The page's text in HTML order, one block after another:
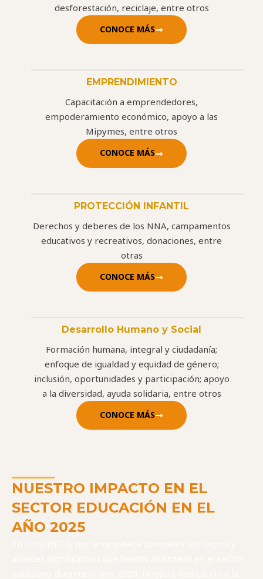
desforestación, reciclaje, entre otros
CONOCE MÁS
EMPRENDIMIENTO
Capacitación a emprendedores,
empoderamiento económico, apoyo a las
Mipymes, entre otros
CONOCE MÁS
PROTECCIÓN INFANTIL
Derechos y deberes de los NNA, campamentos
educativos y recreativos, donaciones, entre
otras
CONOCE MÁS
Desarrollo Humano y Social
Formación humana, integral y ciudadanía;
enfoque de igualdad y equidad de género;
inclusión, oportunidades y participación; apoyo
a la diversidad, ayuda solidaria, entre otros
CONOCE MÁS
NUESTRO IMPACTO EN EL
SECTOR EDUCACIÓN EN EL
AÑO 2025